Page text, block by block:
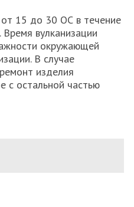
15 до 30 ОС в течение
вулканизации
окружающей
В случае
изделия
с остальной частью